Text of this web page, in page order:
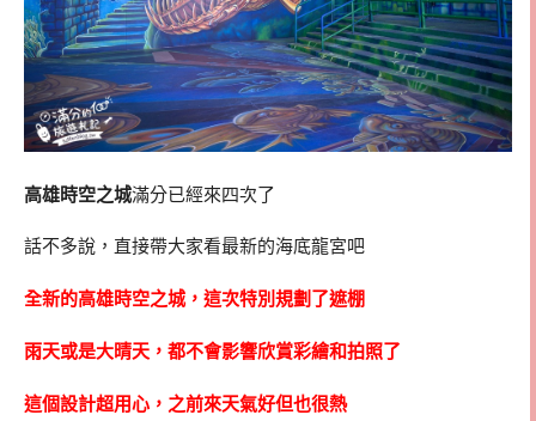
高雄時空之城滿分已經來四次了
話不多說，直接帶大家看最新的海底龍宮吧
全新的高雄時空之城，這次特別規劃了遮棚
雨天或是大晴天，都不會影響欣賞彩繪和拍照了
這個設計超用心，之前來天氣好但也很熱